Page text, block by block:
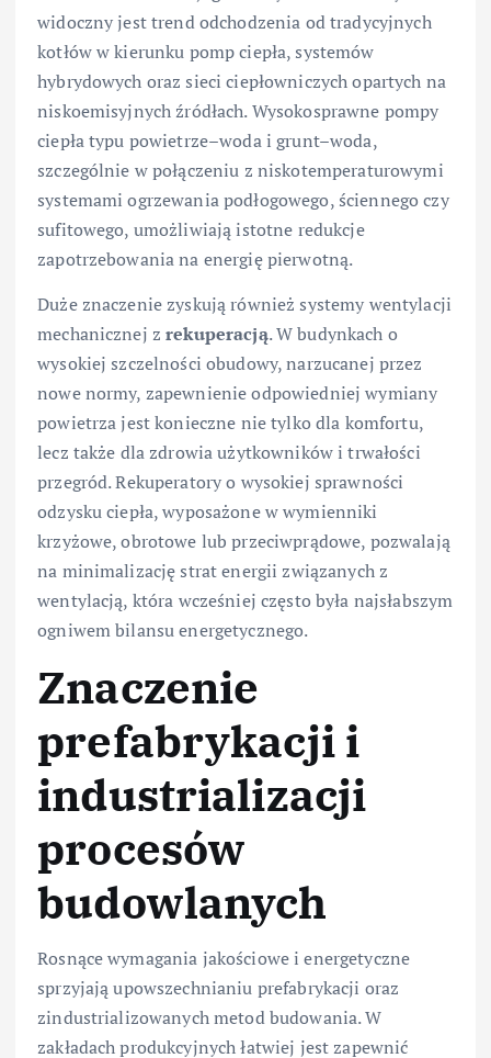
widoczny jest trend odchodzenia od tradycyjnych
kotłów w kierunku pomp ciepła, systemów
hybrydowych oraz sieci ciepłowniczych opartych na
niskoemisyjnych źródłach. Wysokosprawne pompy
ciepła typu powietrze–woda i grunt–woda,
szczególnie w połączeniu z niskotemperaturowymi
systemami ogrzewania podłogowego, ściennego czy
sufitowego, umożliwiają istotne redukcje
zapotrzebowania na energię pierwotną.
Duże znaczenie zyskują również systemy wentylacji
mechanicznej zrekuperacją. W budynkach o
wysokiej szczelności obudowy, narzucanej przez
nowe normy, zapewnienie odpowiedniej wymiany
powietrza jest konieczne nie tylko dla komfortu,
lecz także dla zdrowia użytkowników i trwałości
przegród. Rekuperatory o wysokiej sprawności
odzysku ciepła, wyposażone w wymienniki
krzyżowe, obrotowe lub przeciwprądowe, pozwalają
na minimalizację strat energii związanych z
wentylacją, która wcześniej często była najsłabszym
ogniwem bilansu energetycznego.
Znaczenie
prefabrykacji i
industrializacji
procesów
budowlanych
Rosnące wymagania jakościowe i energetyczne
sprzyjają upowszechnianiu prefabrykacji oraz
zindustrializowanych metod budowania. W
zakładach produkcyjnych łatwiej jest zapewnić